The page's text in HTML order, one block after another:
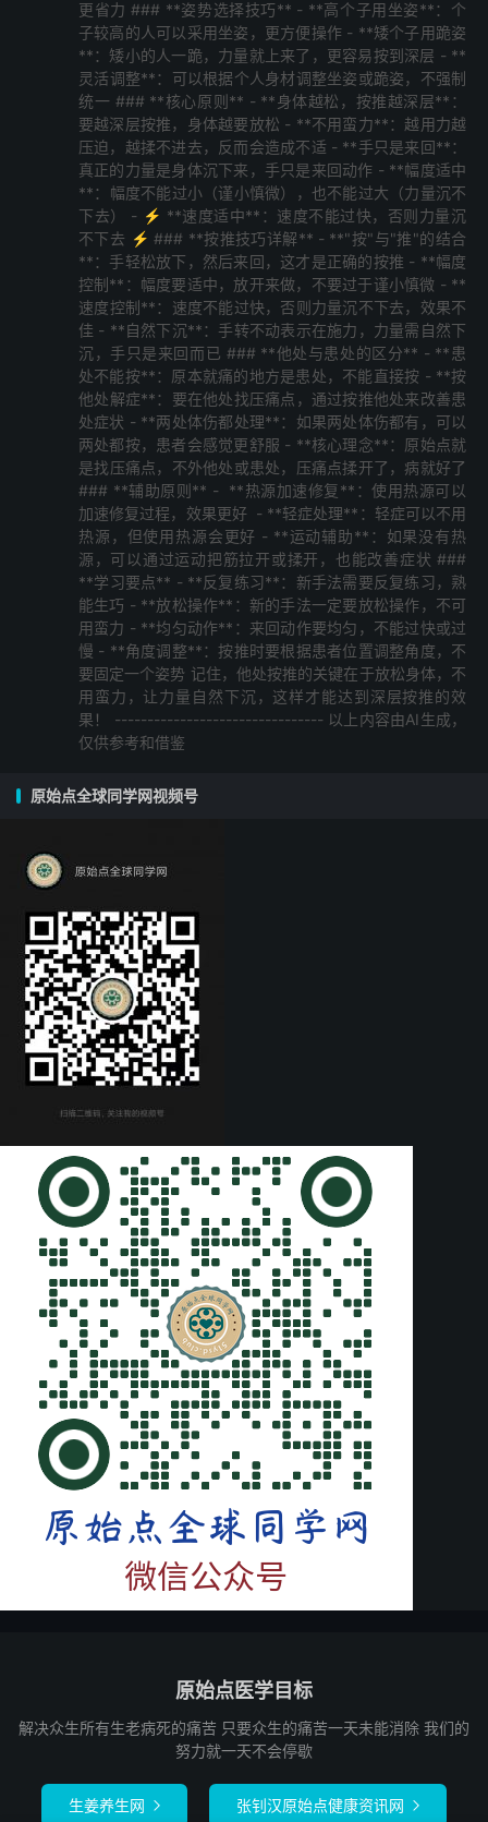
更省力 ### **姿势选择技巧** - **高个子用坐姿**：个
子较高的人可以采用坐姿，更方便操作 - **矮个子用跪姿
**：矮小的人一跪，力量就上来了，更容易按到深层 - **
灵活调整**：可以根据个人身材调整坐姿或跪姿，不强制
统一 ### **核心原则** - **身体越松，按推越深层**：
要越深层按推，身体越要放松 - **不用蛮力**：越用力越
压迫，越揉不进去，反而会造成不适 - **手只是来回**：
真正的力量是身体沉下来，手只是来回动作 - **幅度适中
**：幅度不能过小（谨小慎微），也不能过大（力量沉不
下去） - ⚡ **速度适中**：速度不能过快，否则力量沉
不下去 ⚡ ### **按推技巧详解** - **"按"与"推"的结合
**：手轻松放下，然后来回，这才是正确的按推 - **幅度
控制**：幅度要适中，放开来做，不要过于谨小慎微 - **
速度控制**：速度不能过快，否则力量沉不下去，效果不
佳 - **自然下沉**：手转不动表示在施力，力量需自然下
沉，手只是来回而已 ### **他处与患处的区分** - **患
处不能按**：原本就痛的地方是患处，不能直接按 - **按
他处解症**：要在他处找压痛点，通过按推他处来改善患
处症状 - **两处体伤都处理**：如果两处体伤都有，可以
两处都按，患者会感觉更舒服 - **核心理念**：原始点就
是找压痛点，不外他处或患处，压痛点揉开了，病就好了
### **辅助原则** - ️ **热源加速修复**：使用热源可以
加速修复过程，效果更好 ️ - **轻症处理**：轻症可以不用
热源，但使用热源会更好 - **运动辅助**：如果没有热
源，可以通过运动把筋拉开或揉开，也能改善症状 ###
**学习要点** - **反复练习**：新手法需要反复练习，熟
能生巧 - **放松操作**：新的手法一定要放松操作，不可
用蛮力 - **均匀动作**：来回动作要均匀，不能过快或过
慢 - **角度调整**：按推时要根据患者位置调整角度，不
要固定一个姿势 记住，他处按推的关键在于放松身体，不
用蛮力，让力量自然下沉，这样才能达到深层按推的效
果！ -------------------------------- 以上内容由AI生成，
仅供参考和借鉴
原始点全球同学网视频号
原始点医学目标
解决众生所有生老病死的痛苦 只要众生的痛苦一天未能消除 我们的
努力就一天不会停歇
生姜养生网  张钊汉原始点健康资讯网 